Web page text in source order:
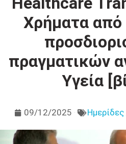
Χρήματα από
πραγματικών
Υγεία
09/12/2025